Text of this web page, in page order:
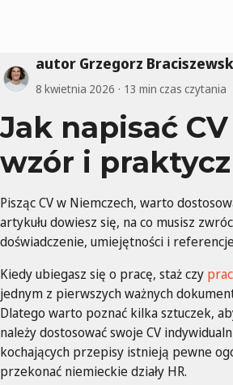
autor Grzegorz
8 kwietnia 2026 13 min czas czytania
Jak napisać
wzór i
Pisząc CV w Niemczech, warto
artykułu dowiesz się, na co musisz
doświadczenie, umiejętności i
Kiedy ubiegasz się o pracę, staż czy
jednym z pierwszych ważnych
Dlatego warto poznać kilka sztuczek,
należy dostosować swoje CV
kochających przepisy istnieją pewne
przekonać niemieckie działy HR.